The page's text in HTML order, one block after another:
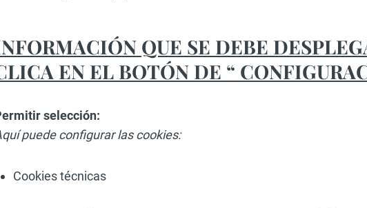
QUE SE DEBE
EN EL BOTÓN DE “
selección:
puede configurar las cookies:
Cookies técnicas